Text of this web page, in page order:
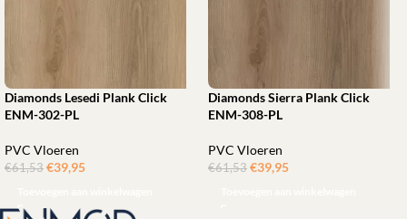
Diamonds Lesedi Plank Click
ENM-302-PL
PVC Vloeren
€61,53 €39,95
Diamonds Sierra Plank Click
ENM-308-PL
PVC Vloeren
€61,53 €39,95